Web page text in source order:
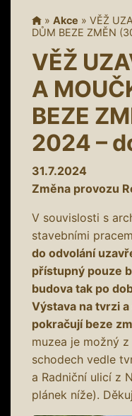
» Akce » VĚŽ
DŮM BEZE ZMĚN
VĚŽ
A
BEZE
2024 –
31.7.2024
Změna provozu
V souvislosti s
stavebními
do odvolání
přístupný pouze
budova tak po
Výstava na tvrzi
pokračují beze
muzea je možný
schodech vedle
a Radniční ulicí z
plánek níže).